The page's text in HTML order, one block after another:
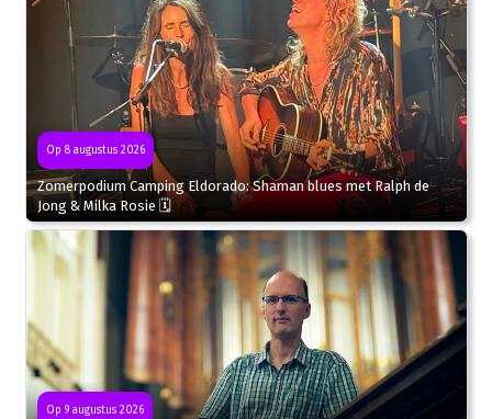
Op 8 augustus 2026
Zomerpodium Camping Eldorado: Shaman blues met Ralph de
Jong & Milka Rosie 🗓
Op 9 augustus 2026